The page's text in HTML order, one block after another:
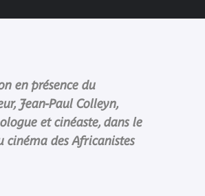
en présence du
Jean-Paul Colleyn,
et cinéaste, dans le
cinéma des Africanistes